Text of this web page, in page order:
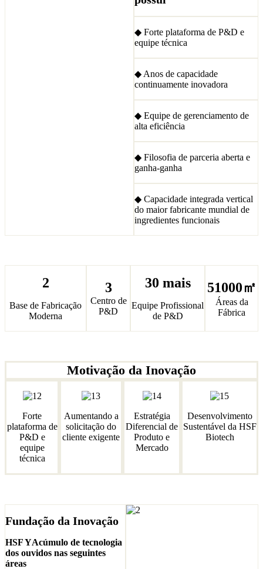
◆ Forte plataforma de P&D e
equipe técnica
◆ Anos de capacidade
continuamente inovadora
◆ Equipe de gerenciamento de
alta eficiência
◆ Filosofia de parceria aberta e
ganha-ganha
◆ Capacidade integrada vertical
do maior fabricante mundial de
ingredientes funcionais
2
Base de Fabricação
Moderna
3
Centro de
P&D
30 mais
Equipe Profissional
de P&D
51000㎡
Áreas da
Fábrica
Motivação da Inovação
Forte
plataforma de
P&D e
equipe
técnica
Aumentando a
solicitação do
cliente exigente
Estratégia
Diferencial de
Produto e
Mercado
Desenvolvimento
Sustentável da HSF
Biotech
Fundação da Inovação
HSF YAcúmulo de tecnologia
dos ouvidos nas seguintes
áreas